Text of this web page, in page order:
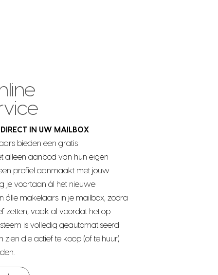
IN UW MAILBOX
bieden een gratis
alleen aanbod van hun eigen
profiel aanmaakt met jouw
je voortaan ál het nieuwe
álle makelaars in je mailbox, zodra
zetten, vaak al voordat het op
is volledig geautomatiseerd
zien die actief te koop (of te huur)